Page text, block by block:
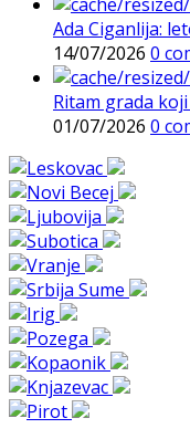
Ada Ciganlija:
14/07/2026 0
Ritam grada koji
01/07/2026 0